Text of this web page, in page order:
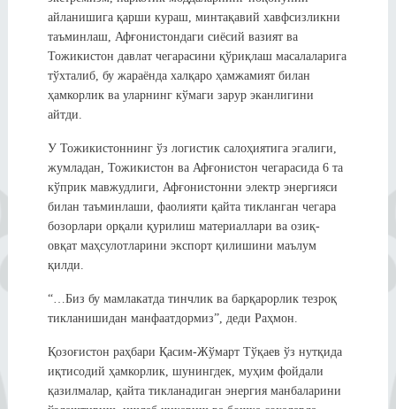
айланишига қарши кураш, минтақавий хавфсизликни
таъминлаш, Афғонистондаги сиёсий вазият ва
Тожикистон давлат чегарасини қўриқлаш масалаларига
тўхталиб, бу жараёнда халқаро ҳамжамият билан
ҳамкорлик ва уларнинг кўмаги зарур эканлигини
айтди.
У Тожикистоннинг ўз логистик салоҳиятига эгалиги,
жумладан, Тожикистон ва Афғонистон чегарасида 6 та
кўприк мавжудлиги, Афғонистонни электр энергияси
билан таъминлаши, фаолияти қайта тикланган чегара
бозорлари орқали қурилиш материаллари ва озиқ-
овқат маҳсулотларини экспорт қилишини маълум
қилди.
“…Биз бу мамлакатда тинчлик ва барқарорлик тезроқ
тикланишидан манфаатдормиз”, деди Раҳмон.
Қозоғистон раҳбари Қасим-Жўмарт Тўқаев ўз нутқида
иқтисодий ҳамкорлик, шунингдек, муҳим фойдали
қазилмалар, қайта тикланадиган энергия манбаларини